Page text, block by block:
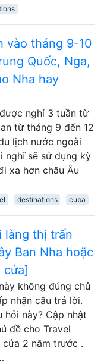
vào tháng 9-10
Quốc, Nga,
Nha hay
nghỉ 3 tuần từ
từ tháng 9 đến 12
lịch nước ngoài
nghĩ sẽ sử dụng kỳ
xa hơn châu Âu
destinations cuba
làng thị trấn
Ban Nha hoặc
cửa]
không đúng chủ
nhận câu trả lời.
hỏi này? Cập nhật
đề cho Travel
2 năm trước .